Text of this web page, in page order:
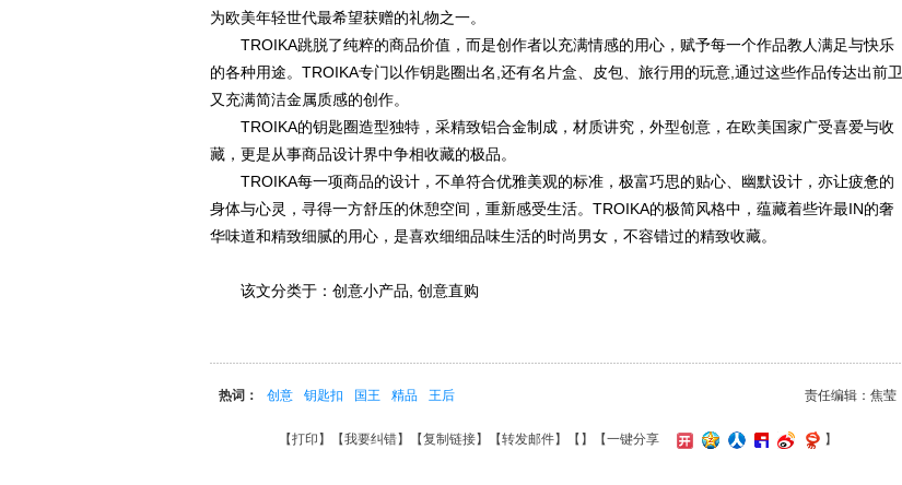
为欧美年轻世代最希望获赠的礼物之一。
TROIKA跳脱了纯粹的商品价值，而是创作者以充满情感的用心，赋予每一个作品教人满足与快乐
的各种用途。TROIKA专门以作钥匙圈出名,还有名片盒、皮包、旅行用的玩意,通过这些作品传达出前卫
又充满简洁金属质感的创作。
TROIKA的钥匙圈造型独特，采精致铝合金制成，材质讲究，外型创意，在欧美国家广受喜爱与收
藏，更是从事商品设计界中争相收藏的极品。
TROIKA每一项商品的设计，不单符合优雅美观的标准，极富巧思的贴心、幽默设计，亦让疲惫的
身体与心灵，寻得一方舒压的休憩空间，重新感受生活。TROIKA的极简风格中，蕴藏着些许最IN的奢
华味道和精致细腻的用心，是喜欢细细品味生活的时尚男女，不容错过的精致收藏。
该文分类于：创意小产品, 创意直购
责任编辑：焦莹
热词： 创意 钥匙扣 国王 精品 王后
【打印 】【我要纠错】【复制链接】【转发邮件】【 】 【一键分享 】